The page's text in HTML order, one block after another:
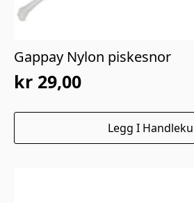
Gappay Nylon piskesnor
kr 29,00
Legg I